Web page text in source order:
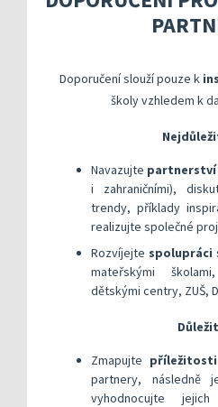
Další náměty pro
Vybrané nástroje
Rok v ředitelně
Doporučení slouží pouze k
školy vzhledem k
Navazujte partnerství
i zahraničními),
trendy, příklady
realizujte společné
Rozvíjejte spolupráci
mateřskými
dětskými centry, ZUŠ,
Zmapujte
partnery, následně
vyhodnocujte